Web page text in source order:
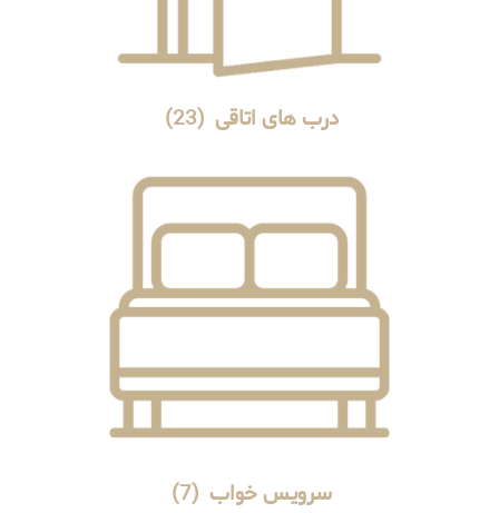
درب های اتاقی (23)
سرویس خواب (7)